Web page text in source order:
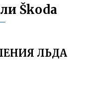
Škoda
ЛЬДА